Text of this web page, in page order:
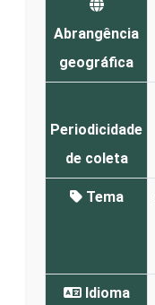
Abrangência
geográfica
Periodicidade
de coleta
Tema
Idioma